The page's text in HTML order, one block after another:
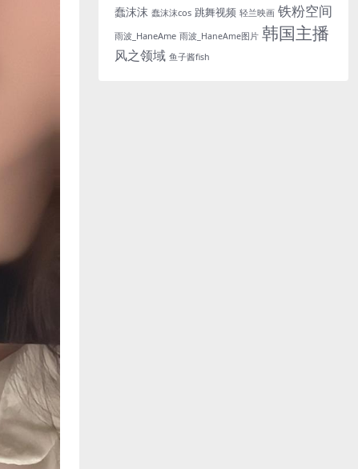
蠢沫沫 蠢沫沫cos 跳舞视频 轻兰映画 铁粉空间
雨波_HaneAme 雨波_HaneAme图片 韩国主播
风之领域 鱼子酱fish